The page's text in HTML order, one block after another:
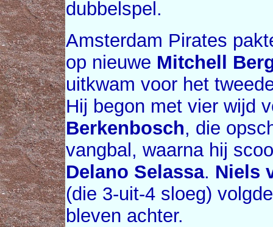
dubbelspel.
Amsterdam Pirates
op nieuwe Mitchell
uitkwam voor het
Hij begon met vier wijd
Berkenbosch, die
vangbal, waarna hij
Delano Selassa. Niels
(die 3-uit-4 sloeg)
bleven achter.